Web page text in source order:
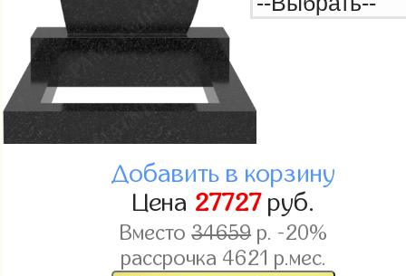
Добавить в корзину
Цена 27727руб.
Вместо34659р. -20%
рассрочка 4621 р.мес.